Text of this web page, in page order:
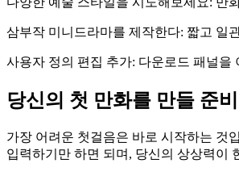
삼부작 미니드라마를 제작한다: 짧고 일
사용자 정의 편집 추가: 다운로드 패널을
당신의 첫 만화를 만들 준
가장 어려운 첫걸음은 바로 시작하는 것
입력하기만 하면 되며, 당신의 상상력이